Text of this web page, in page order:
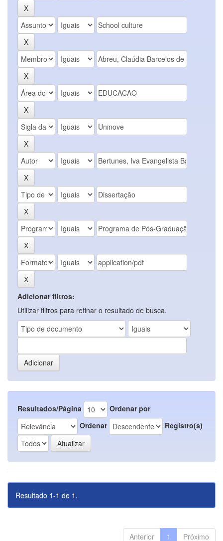
Adicionar filtros:
Utilizar filtros para refinar o resultado de busca.
Resultados/Página
Ordenar por
Ordenar
Registro(s)
Resultado 1-1 de 1.
Anterior 1 Próximo